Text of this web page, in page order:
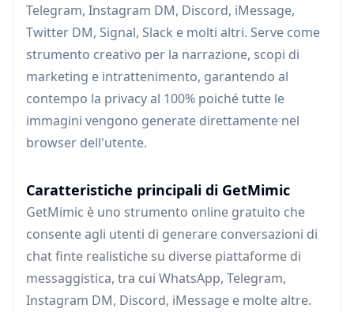
Telegram, Instagram DM, Discord, iMessage,
Twitter DM, Signal, Slack e molti altri. Serve come
strumento creativo per la narrazione, scopi di
marketing e intrattenimento, garantendo al
contempo la privacy al 100% poiché tutte le
immagini vengono generate direttamente nel
browser dell'utente.
Caratteristiche principali di GetMimic
GetMimic è uno strumento online gratuito che
consente agli utenti di generare conversazioni di
chat finte realistiche su diverse piattaforme di
messaggistica, tra cui WhatsApp, Telegram,
Instagram DM, Discord, iMessage e molte altre.